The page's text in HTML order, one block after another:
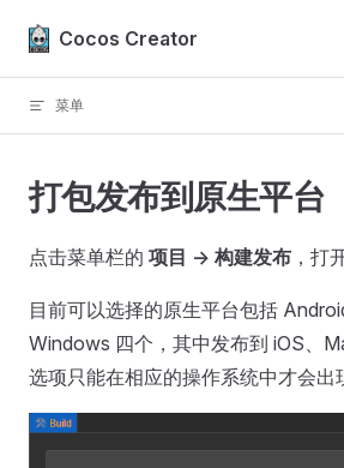
Skip to content
Cocos Creator
菜单
打包发布到原生平台
点击菜单栏的 项目 -> 构建发布 ，打
目前可以选择的原生平台包括
Windows 四个，其中发布到 iOS、
选项只能在相应的操作系统中才会出